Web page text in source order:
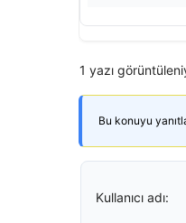
1 yazı
Bu konuyu
Kullanıcı adı: